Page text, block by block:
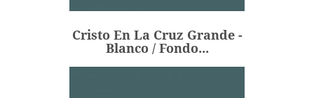
Cristo En La Cruz Grande -
Blanco / Fondo...
Precio
243,00 €
AÑADIR